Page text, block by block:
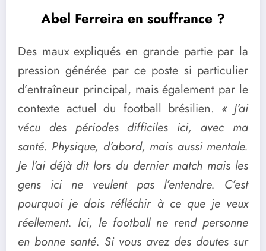
Abel Ferreira en souffrance ?
Des maux expliqués en grande partie par la
pression générée par ce poste si particulier
d’entraîneur principal, mais également par le
contexte actuel du football brésilien. « J’ai
vécu des périodes difficiles ici, avec ma
santé. Physique, d’abord, mais aussi mentale.
Je l’ai déjà dit lors du dernier match mais les
gens ici ne veulent pas l’entendre. C’est
pourquoi je dois réfléchir à ce que je veux
réellement. Ici, le football ne rend personne
en bonne santé. Si vous avez des doutes sur